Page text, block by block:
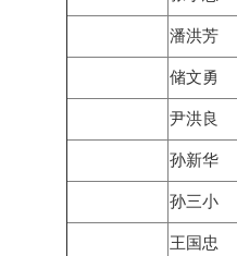
潘洪芳
储文勇
尹洪良
孙新华
孙三小
王国忠